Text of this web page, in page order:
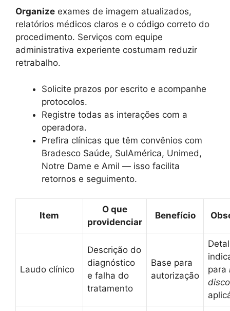
Organize exames de imagem atualizados,
relatórios médicos claros e o código correto do
procedimento. Serviços com equipe
administrativa experiente costumam reduzir
retrabalho.
Solicite prazos por escrito e acompanhe
protocolos.
Registre todas as interações com a
operadora.
Prefira clínicas que têm convênios com
Bradesco Saúde, SulAmérica, Unimed,
Notre Dame e Amil — isso facilita
retornos e seguimento.
Item
O que
providenciar
Benefício
Laudo clínico
Descrição do
diagnóstico
e falha do
tratamento
Base para
autorização
para
disco